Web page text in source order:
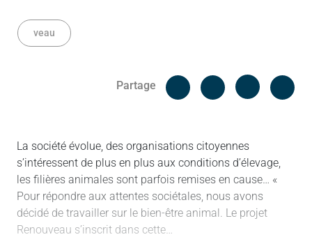
veau
Partage
Facebook
La société évolue, des organisations citoyennes
s’intéressent de plus en plus aux conditions d’élevage,
les filières animales sont parfois remises en cause… «
Pour répondre aux attentes sociétales, nous avons
décidé de travailler sur le bien-être animal. Le projet
Renouveau s’inscrit dans cette…